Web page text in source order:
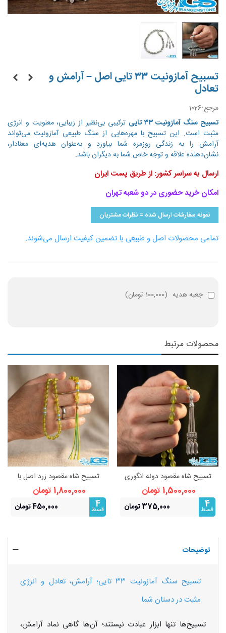
تسبیح آمازونیت ۳۳ تایی اصل – آرامش و
تعادل
مرجع:1026
تسبیح سنگ آمازونیت ۳۳ تایی
ترکیبی بی‌نظیر از زیبایی، معنویت و انرژی
مثبت است. این تسبیح با مهره‌هایی از سنگ طبیعی آمازونیت می‌تواند
آرامش را به زندگی روزمره شما بیاورد و به‌عنوان هدیه‌ای معنادار،
نشان‌دهنده علاقه و توجه خاص شما به دیگران باشد.
ارسال به سراسر کشور: از طریق پست ایران
امکان خرید حضوری در دو شعبه تهران
نمونه سفارشات ارسال شده = نظرات مشتریان
تمامی محصولات اصل و طبیعی با تضمین کیفیت ارسال می‌شوند.
جعبه هدیه (100,000 تومان )
محصولات مرتبط
تسبیح شاه مقصود دونه انگوری
اصل زرد افغانی 33 تایی
1,500,000 تومان
4
قسط 375,000 تومان
تسبیح شاه مقصود زرد اصل با
فیروزه نیشابور اصل 33 تایی
1,800,000 تومان
4
قسط 450,000 تومان
توضیحات
تسبیح سنگ آمازونیت ۳۳ تایی؛ آرامش، تعادل و انرژی
مثبت در دستان شما
تسبیح‌ها تنها ابزار عبادت نیستند؛ آن‌ها گاهی نماد آرامش،